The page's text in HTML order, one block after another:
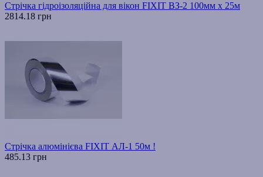
Стрічка гідроізоляційна для вікон FIXIT ВЗ-2 100мм х 25м
2814.18 грн
Стрічка алюмінієва FIXIT АЛ-1 50м !
485.13 грн